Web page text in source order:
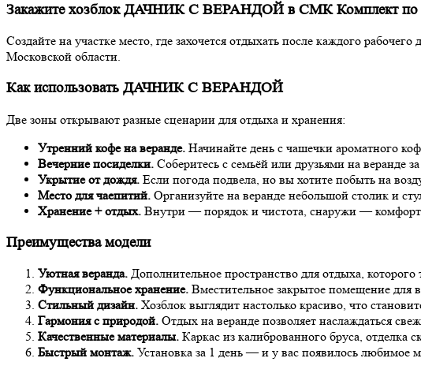
Закажите хозблок ДАЧНИК С ВЕРАНДОЙ в СМК Комплект по
Создайте на участке место, где захочется отдыхать после каждого
Московской области.
Как использовать ДАЧНИК С ВЕРАНДОЙ
Две зоны открывают разные сценарии для отдыха и хранения:
Утренний кофе на веранде. Начинайте день с чашечки ароматного
Вечерние посиделки. Соберитесь с семьёй или друзьями на веранде
Укрытие от дождя. Если погода подвела, но вы хотите побыть на
Место для чаепитий. Организуйте на веранде небольшой столик и
Хранение + отдых. Внутри — порядок и чистота, снаружи — комфорт
Преимущества модели
Уютная веранда. Дополнительное пространство для отдыха, которого
Функциональное хранение. Вместительное закрытое помещение для
Стильный дизайн. Хозблок выглядит настолько красиво, что
Гармония с природой. Отдых на веранде позволяет наслаждаться
Качественные материалы. Каркас из калиброванного бруса, отделка
Быстрый монтаж. Установка за 1 день — и у вас появилось любимое